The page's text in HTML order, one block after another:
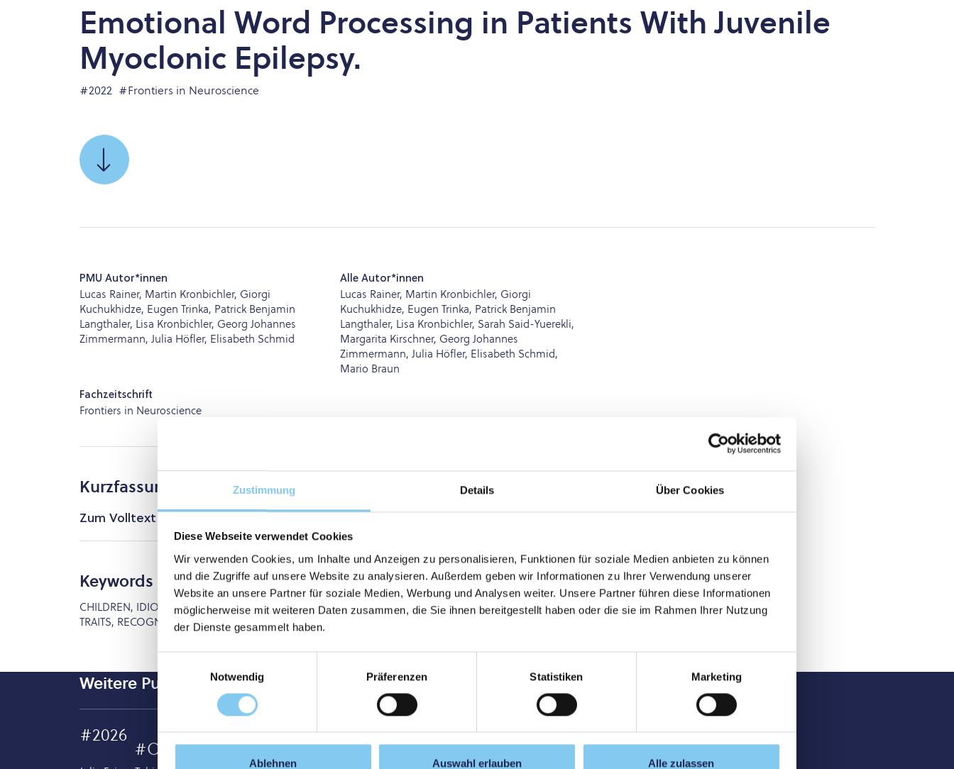
Zustimmung Details Über Cookies
Diese Webseite verwendet Cookies
Wir verwenden Cookies, um Inhalte und Anzeigen zu personalisieren, Funktionen für soziale Medien anbieten zu können
und die Zugriffe auf unsere Website zu analysieren. Außerdem geben wir Informationen zu Ihrer Verwendung unserer
Website an unsere Partner für soziale Medien, Werbung und Analysen weiter. Unsere Partner führen diese Informationen
möglicherweise mit weiteren Daten zusammen, die Sie ihnen bereitgestellt haben oder die sie im Rahmen Ihrer Nutzung
der Dienste gesammelt haben.
Notwendig
Präferenzen Statistiken Marketing
Ablehnen Auswahl erlauben Alle zulassen
Emotional Word Processing in Patients With Juvenile
Myoclonic Epilepsy.
#2022 #Frontiers in Neuroscience
SCROLLEN
SIE
PMU Autor*innen
Lucas Rainer, Martin Kronbichler, Giorgi
Kuchukhidze, Eugen Trinka, Patrick Benjamin
Langthaler, Lisa Kronbichler, Georg Johannes
Zimmermann, Julia Höfler, Elisabeth Schmid
Alle Autor*innen
Lucas Rainer, Martin Kronbichler, Giorgi
Kuchukhidze, Eugen Trinka, Patrick Benjamin
Langthaler, Lisa Kronbichler, Sarah Said-Yuerekli,
Margarita Kirschner, Georg Johannes
Zimmermann, Julia Höfler, Elisabeth Schmid,
Mario Braun
Fachzeitschrift
Frontiers in Neuroscience
Kurzfassung
Zum Volltext
Keywords
CHILDREN, IDIOPATHIC GENERALIZED EPILEPSY, AMYGDALA, MESIAL TEMPORAL-LOBE, PERSONALITY-
TRAITS, RECOGNITION IMPAIRMENT, LEXICAL DECISION, FORM AREA, SOFTWARE, DISCRETE
Weitere Publikationen
#2026
#Originalarbeit
#2026
#Originalarbeit